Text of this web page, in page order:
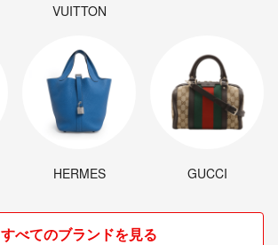
VUITTON
HERMES GUCCI
すべてのブランドを見る